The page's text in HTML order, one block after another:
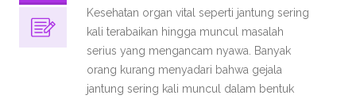
Kesehatan organ vital seperti jantung sering
kali terabaikan hingga muncul masalah
serius yang mengancam nyawa. Banyak
orang kurang menyadari bahwa gejala
jantung sering kali muncul dalam bentuk